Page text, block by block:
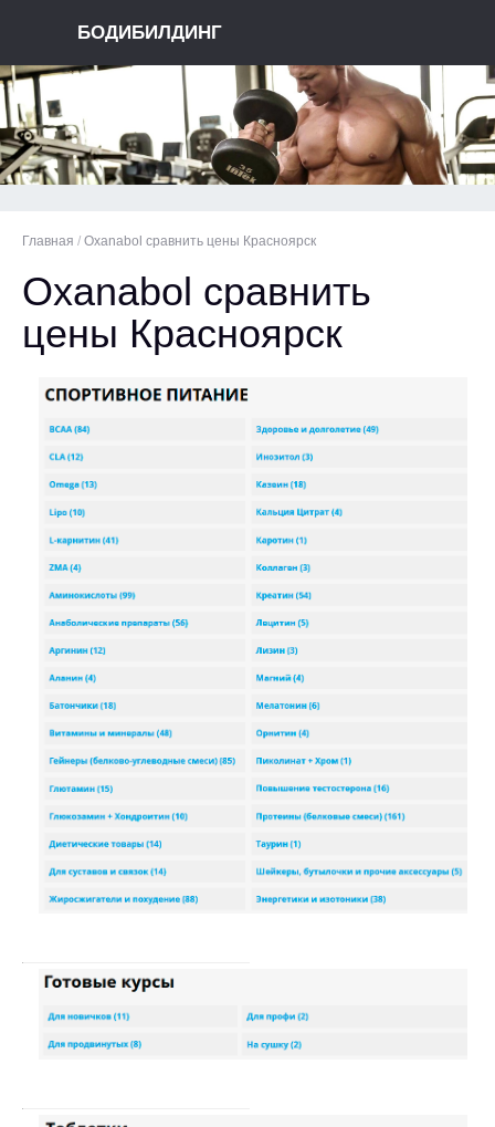
БОДИБИЛДИНГ
Главная / Oxanabol сравнить цены Красноярск
Oxanabol сравнить
цены Красноярск